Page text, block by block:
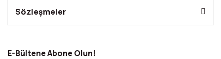
Sözleşmeler
E-Bültene Abone Olun!